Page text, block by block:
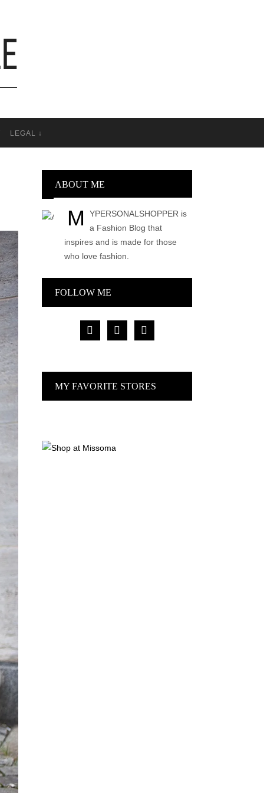
LEGAL ↓
ABOUT ME
M
YPERSONALSHOPPER is
a Fashion Blog that
inspires and is made for those
who love fashion.
FOLLOW ME
facebook pinterest instagram
MY FAVORITE STORES